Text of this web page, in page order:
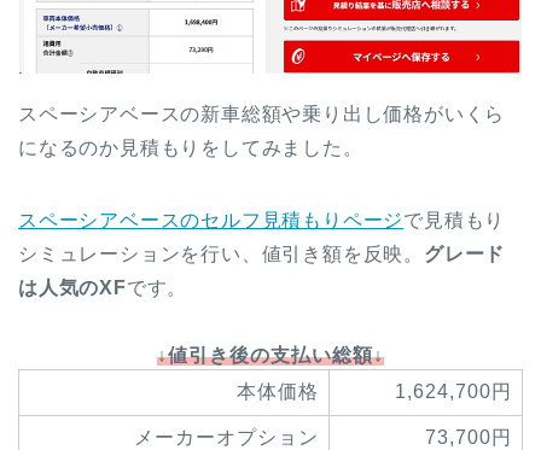
スペーシアベースの新車総額や乗り出し価格がいくら
になるのか見積もりをしてみました。
スペーシアベースのセルフ見積もりページで見積もり
シミュレーションを行い、値引き額を反映。 グレード
は人気のXFです。
↓値引き後の支払い総額↓
本体価格
1,624,700円
メーカーオプション 73,700円